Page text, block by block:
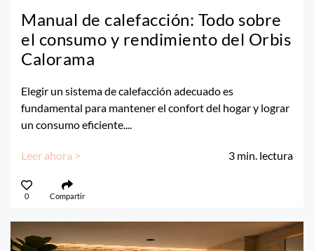
Manual de calefacción: Todo sobre
el consumo y rendimiento del Orbis
Calorama
Elegir un sistema de calefacción adecuado es
fundamental para mantener el confort del hogar y lograr
un consumo eficiente....
Leer ahora > 3 min. lectura
0 Compartir